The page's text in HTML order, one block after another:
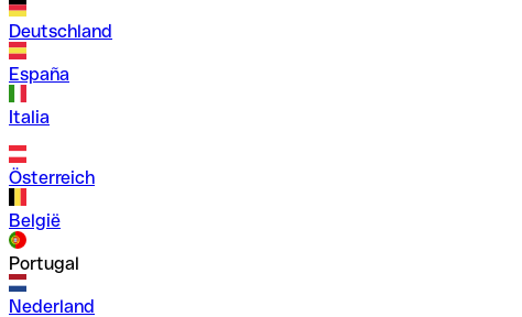
Deutschland
España
Italia
Österreich
België
Portugal
Nederland